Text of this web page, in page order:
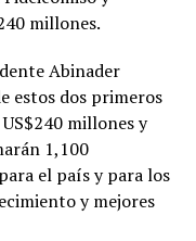
millones.
Abinader
estos dos primeros
millones y
1,100
el país y para los
y mejores